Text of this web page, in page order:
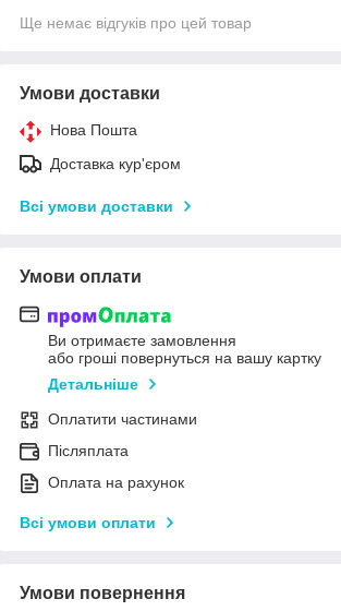
Ще немає відгуків про цей товар
Умови доставки
Нова Пошта
Доставка кур'єром
Всі умови доставки
Умови оплати
Ви отримаєте замовлення
або гроші повернуться на вашу картку
Детальніше
Оплатити частинами
Післяплата
Оплата на рахунок
Всі умови оплати
Умови повернення